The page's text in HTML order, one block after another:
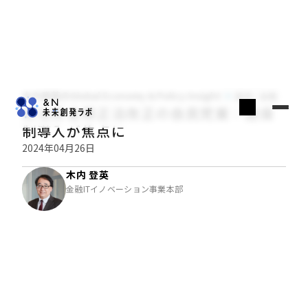
木内登英のGlobal Economy & Policy Insight
政治資金規正法改正の自民党案：連座
制導入が焦点に
2024年04月26日
木内 登英
金融ITイノベーション事業本部